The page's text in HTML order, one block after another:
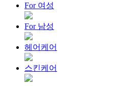
For 여성
For 남성
헤어케어
스킨케어